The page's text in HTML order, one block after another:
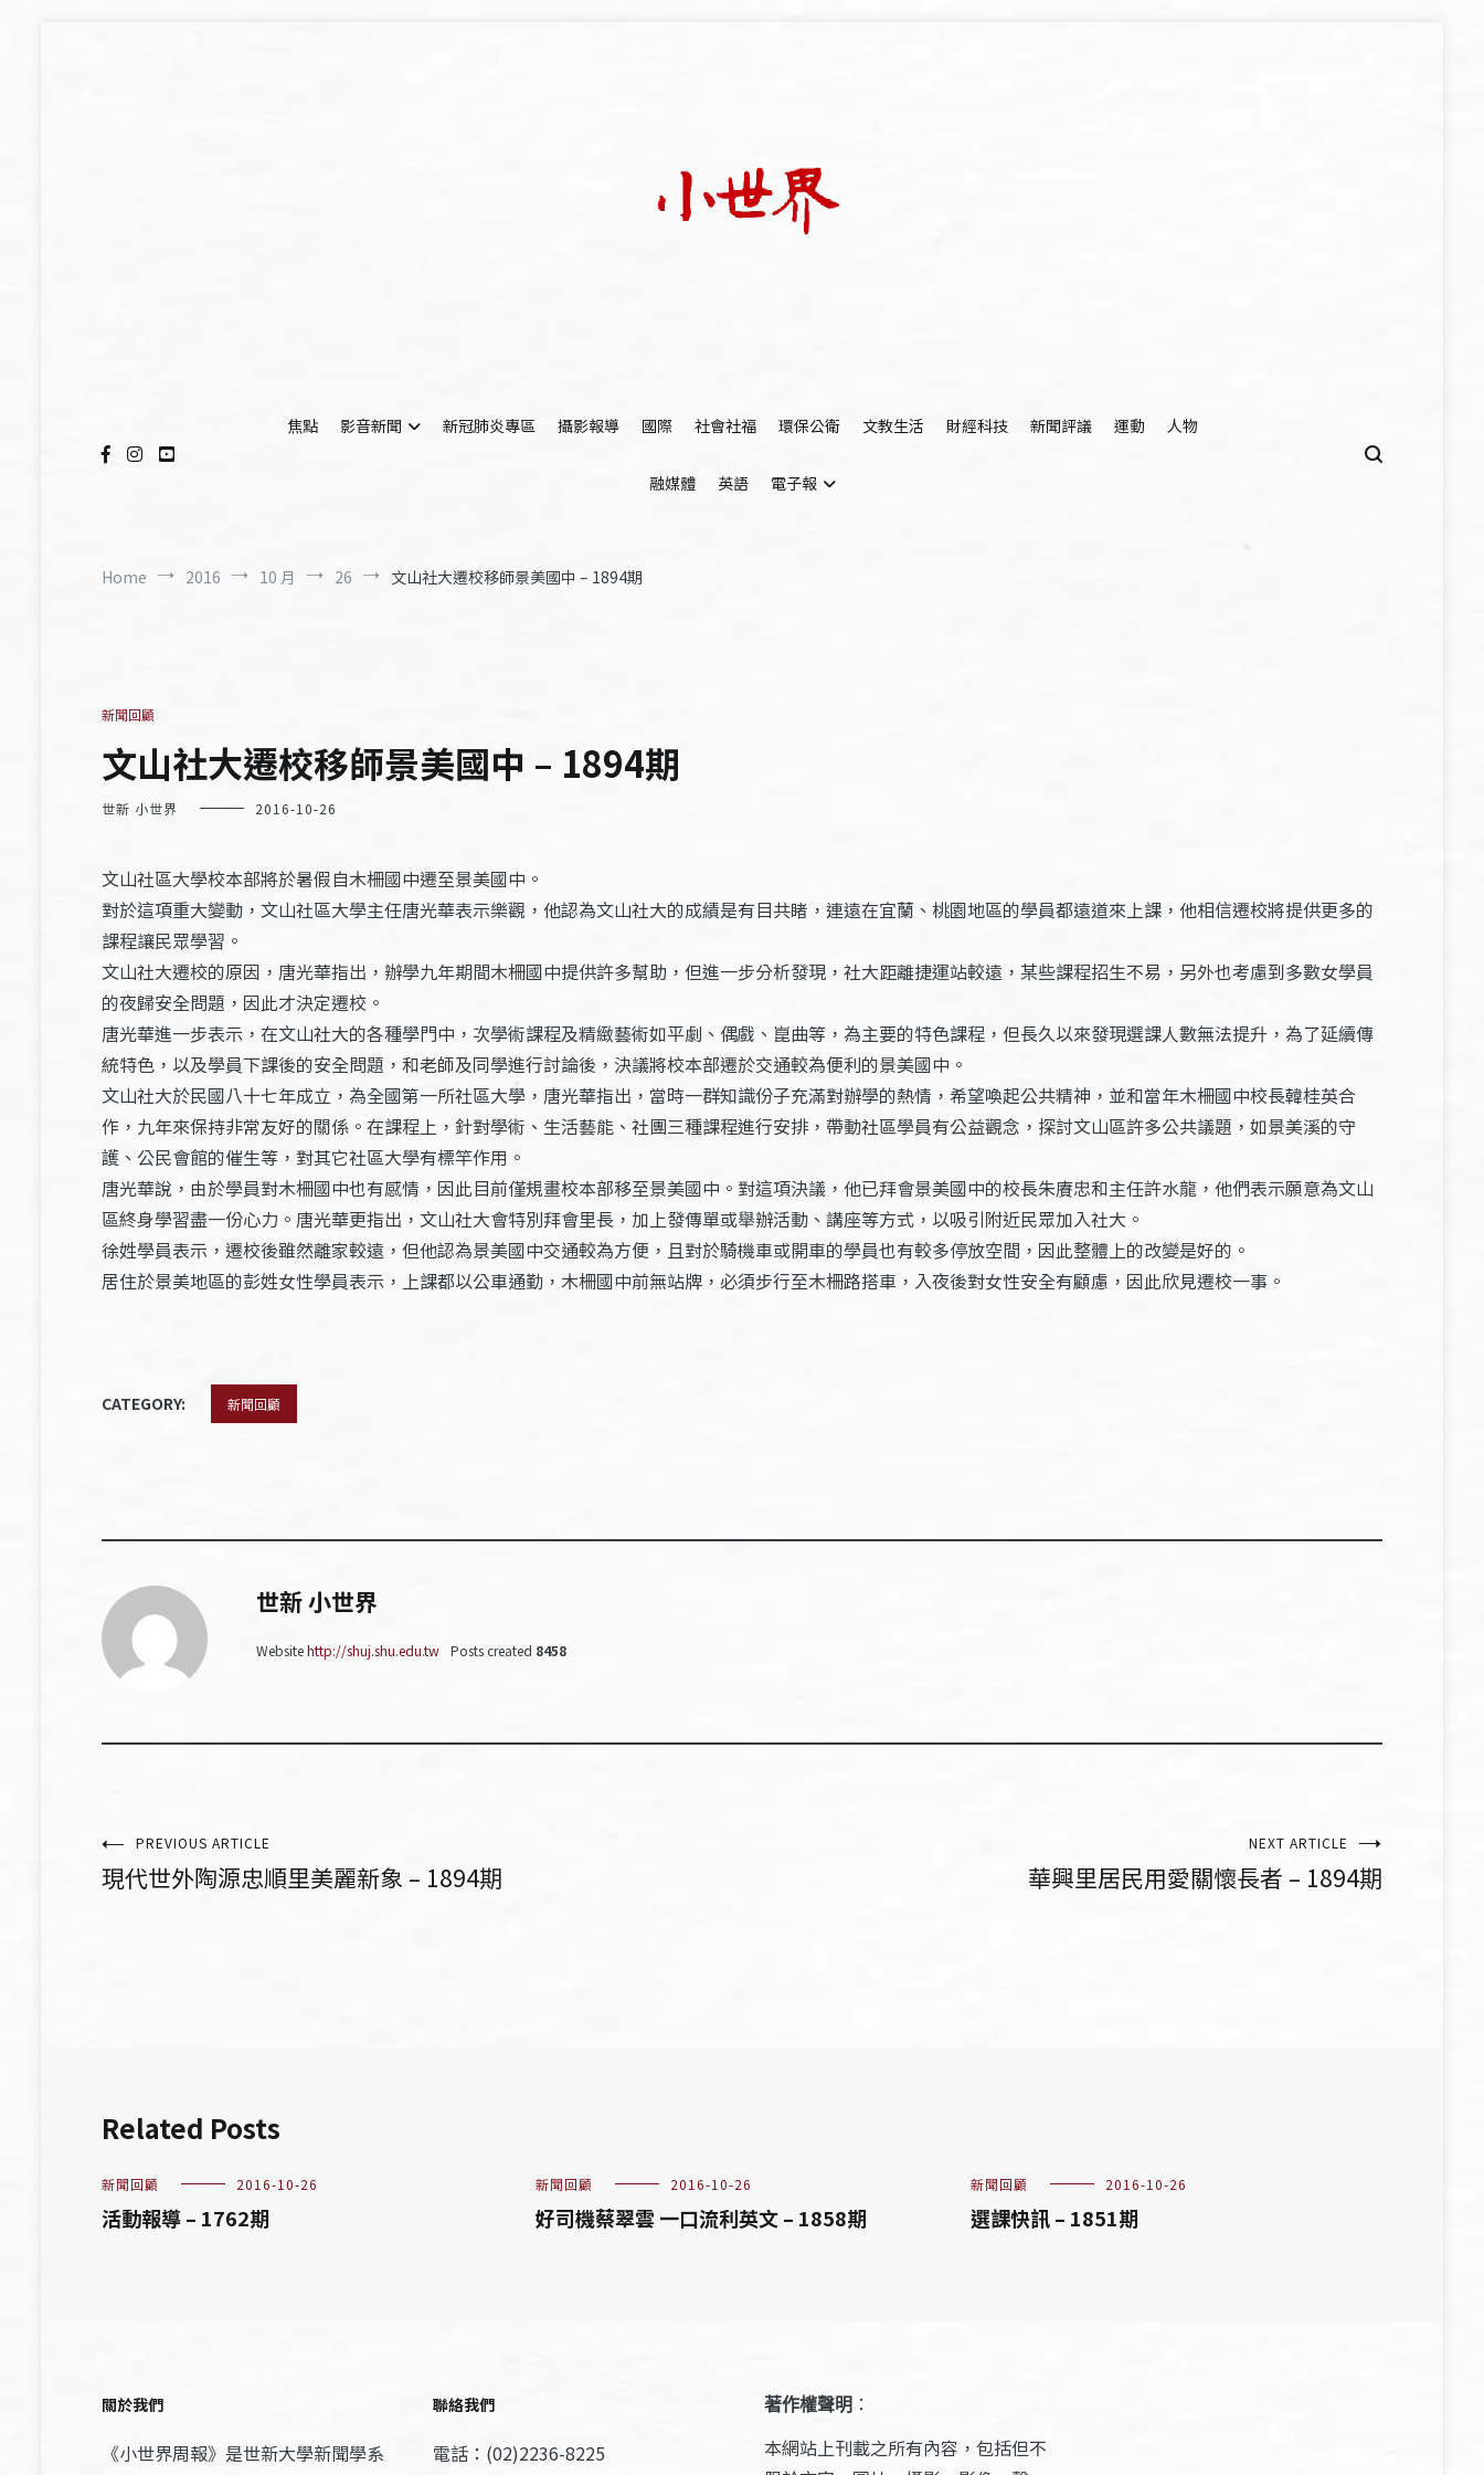
焦點
影音新聞 新冠肺炎專區 攝影報導 國際 社會社福 環保公衛 文教生活 財經科技 新聞評議 運動 人物
融媒體 英語 電子報
Home 2016 10 月 26 文山社大遷校移師景美國中 – 1894期
新聞回顧
文山社大遷校移師景美國中 – 1894期
世新 小世界 2016-10-26
文山社區大學校本部將於暑假自木柵國中遷至景美國中。
對於這項重大變動，文山社區大學主任唐光華表示樂觀，他認為文山社大的成績是有目共睹，連遠在宜蘭、桃園地區的學員都遠道來上課，他相信遷校將提供更多的
課程讓民眾學習。
文山社大遷校的原因，唐光華指出，辦學九年期間木柵國中提供許多幫助，但進一步分析發現，社大距離捷運站較遠，某些課程招生不易，另外也考慮到多數女學員
的夜歸安全問題，因此才決定遷校。
唐光華進一步表示，在文山社大的各種學門中，次學術課程及精緻藝術如平劇、偶戲、崑曲等，為主要的特色課程，但長久以來發現選課人數無法提升，為了延續傳
統特色，以及學員下課後的安全問題，和老師及同學進行討論後，決議將校本部遷於交通較為便利的景美國中。
文山社大於民國八十七年成立，為全國第一所社區大學，唐光華指出，當時一群知識份子充滿對辦學的熱情，希望喚起公共精神，並和當年木柵國中校長韓桂英合
作，九年來保持非常友好的關係。在課程上，針對學術、生活藝能、社團三種課程進行安排，帶動社區學員有公益觀念，探討文山區許多公共議題，如景美溪的守
護、公民會館的催生等，對其它社區大學有標竿作用。
唐光華說，由於學員對木柵國中也有感情，因此目前僅規畫校本部移至景美國中。對這項決議，他已拜會景美國中的校長朱賡忠和主任許水龍，他們表示願意為文山
區終身學習盡一份心力。唐光華更指出，文山社大會特別拜會里長，加上發傳單或舉辦活動、講座等方式，以吸引附近民眾加入社大。
徐姓學員表示，遷校後雖然離家較遠，但他認為景美國中交通較為方便，且對於騎機車或開車的學員也有較多停放空間，因此整體上的改變是好的。
居住於景美地區的彭姓女性學員表示，上課都以公車通勤，木柵國中前無站牌，必須步行至木柵路搭車，入夜後對女性安全有顧慮，因此欣見遷校一事。
CATEGORY: 新聞回顧
世新 小世界
Websitehttp://shuj.shu.edu.tw Posts created 8458
文PREVIOUS ARTICLE
現代世外陶源忠順里美麗新象 – 1894期
NEXT ARTICLE
華興里居民用愛關懷長者 – 1894期
Related Posts
新聞回顧 2016-10-26
活動報導 – 1762期
新聞回顧 2016-10-26
好司機蔡翠雲 一口流利英文 – 1858期
新聞回顧 2016-10-26
選課快訊 – 1851期
關於我們
《小世界周報》是世新大學新聞學系
聯絡我們
電話：(02)2236-8225
著作權聲明 ：
本網站上刊載之所有內容，包括但不